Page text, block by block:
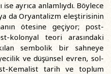
ayrıca anlamlıydı. Böylece
ya da Oryantalizm eleştirisinin
ötesine geçiyor; post-
kolonyal teori arasındaki
sembolik bir sahneye
ve düşünsel evren, sol-
Kemalist tarih ve toplum